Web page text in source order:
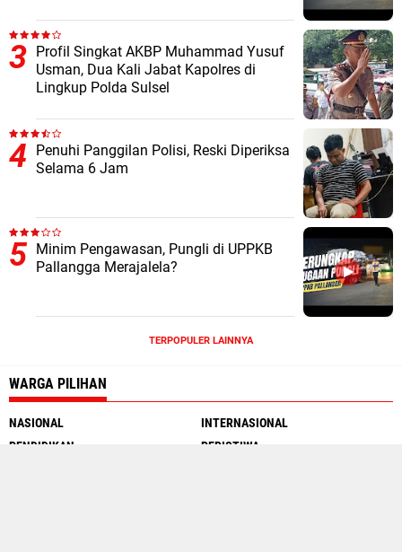
Profil Singkat AKBP Muhammad Yusuf
Usman, Dua Kali Jabat Kapolres di
Lingkup Polda Sulsel
Penuhi Panggilan Polisi, Reski Diperiksa
Selama 6 Jam
Minim Pengawasan, Pungli di UPPKB
Pallangga Merajalela?
TERPOPULER LAINNYA
WARGA PILIHAN
NASIONAL
INTERNASIONAL
PENDIDIKAN
PERISTIWA